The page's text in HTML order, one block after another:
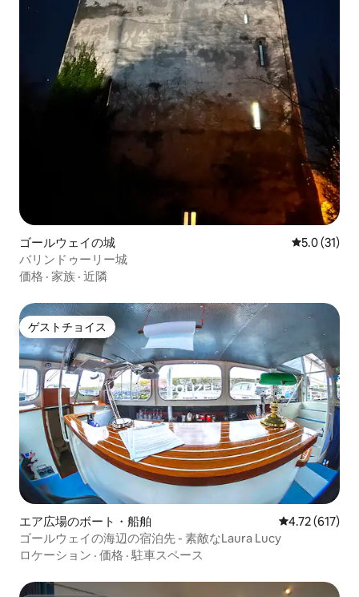
ゴールウェイの城 レビュー31
5.0 (31)
バリンドゥーリー城
価格 · 家族 · 近隣
ゲストチョイス
ゲストチョイス
エア広場のボート・船舶 レビュー617
4.72 (617)
ゴールウェイの海辺の宿泊先 - 素敵なLaura Lucy
ロケーション · 価格 · 駐車スペース